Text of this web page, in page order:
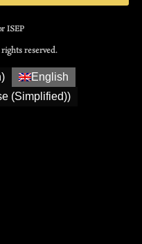
ISEP
reserved.
)
English
(Simplified))